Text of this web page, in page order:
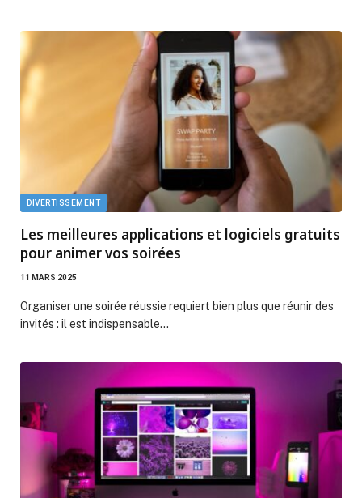
DIVERTISSEMENT
Les meilleures applications et logiciels gratuits
pour animer vos soirées
11 MARS 2025
Organiser une soirée réussie requiert bien plus que réunir des
invités : il est indispensable…